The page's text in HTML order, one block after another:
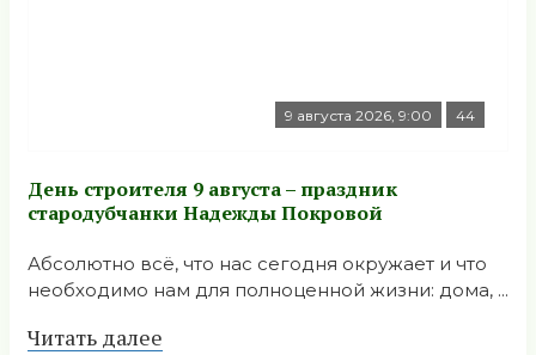
9 августа 2026, 9:00 44
День строителя 9 августа – праздник
стародубчанки Надежды Покровой
Абсолютно всё, что нас сегодня окружает и что
необходимо нам для полноценной жизни: дома, ...
Читать далее